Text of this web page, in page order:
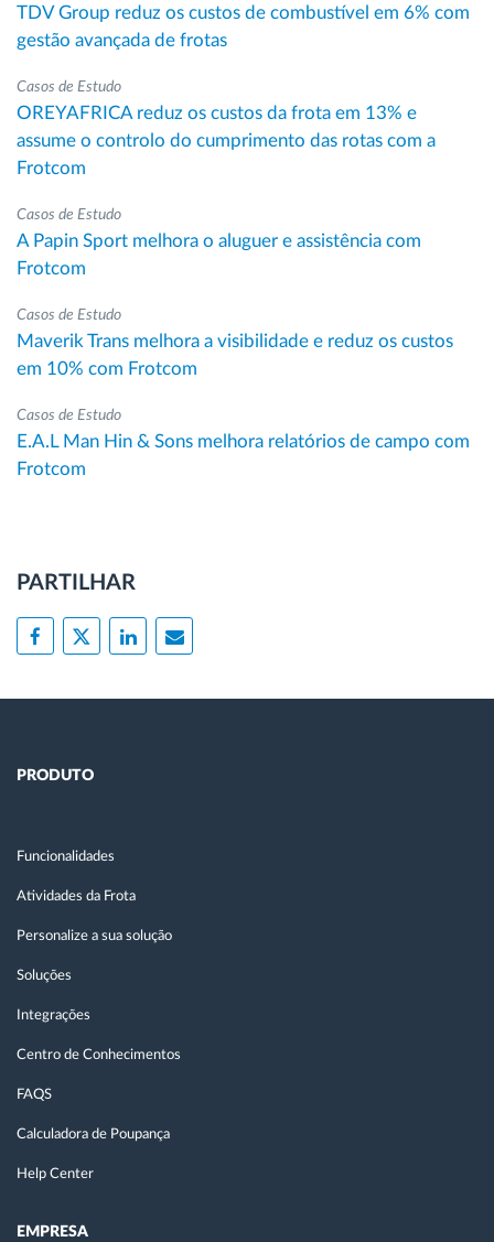
TDV Group reduz os custos de combustível em 6% com
gestão avançada de frotas
Casos de Estudo
OREYAFRICA reduz os custos da frota em 13% e
assume o controlo do cumprimento das rotas com a
Frotcom
Casos de Estudo
A Papin Sport melhora o aluguer e assistência com
Frotcom
Casos de Estudo
Maverik Trans melhora a visibilidade e reduz os custos
em 10% com Frotcom
Casos de Estudo
E.A.L Man Hin & Sons melhora relatórios de campo com
Frotcom
PARTILHAR
PRODUTO
Funcionalidades
Atividades da Frota
Personalize a sua solução
Soluções
Integrações
Centro de Conhecimentos
FAQS
Calculadora de Poupança
Help Center
EMPRESA